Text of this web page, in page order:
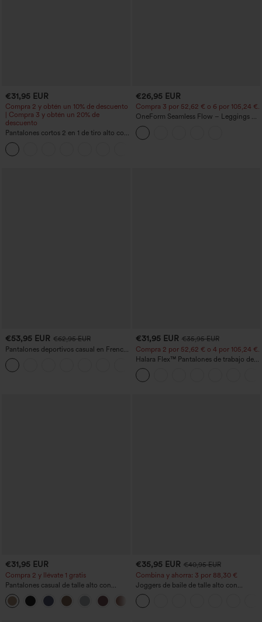
€31,95 EUR
Compra 2 y obtén un 10% de descuento
| Compra 3 y obtén un 20% de
descuento
Pantalones cortos 2 en 1 de tiro alto con
bolsillo interior y trasero
€26,95 EUR
Compra 3 por 52,62 € o 6 por 105,24 €.
OneForm Seamless Flow – Leggings de
yoga sin costuras, tiro medio, control de
abdomen y realce de glúteos
€53,95 EUR €62,95 EUR
Pantalones deportivos casual en French
terry con estampado denim, tiro medio,
estilo jeans y bolsillos
€31,95 EUR €35,95 EUR
Compra 2 por 52,62 € o 4 por 105,24 €.
Halara Flex™ Pantalones de trabajo de
talle alto, moldeadores del cuerpo, que
estilizan la cintura, con bolsillos, de
pierna ancha en micro‑waffle
€31,95 EUR
Compra 2 y llévate 1 gratis
Pantalones casual de talle alto con
cordón, pernera ancha, en mezcla de
lino y con bolsillos
€35,95 EUR €40,95 EUR
Combina y ahorra: 3 por 88,30 €
Joggers de baile de talle alto con
cordón, fruncidos, corte cónico, secado
rápido, tacto fresco y bolsillos - UPF40+